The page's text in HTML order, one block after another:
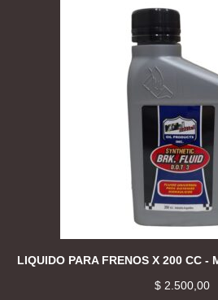
LIQUIDO PARA FRENOS X 200 CC -
$ 2.500,00